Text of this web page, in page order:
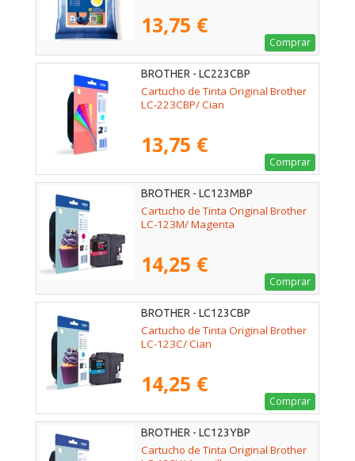
13,75 €
Comprar
BROTHER - LC223CBP
Cartucho de Tinta Original Brother
LC-223CBP/ Cian
13,75 €
Comprar
BROTHER - LC123MBP
Cartucho de Tinta Original Brother
LC-123M/ Magenta
14,25 €
Comprar
BROTHER - LC123CBP
Cartucho de Tinta Original Brother
LC-123C/ Cian
14,25 €
Comprar
BROTHER - LC123YBP
Cartucho de Tinta Original Brother